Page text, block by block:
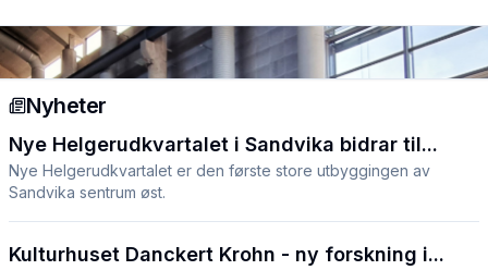
Nyheter
Nye Helgerudkvartalet i Sandvika bidrar til...
Nye Helgerudkvartalet er den første store utbyggingen av
Sandvika sentrum øst.
Kulturhuset Danckert Krohn - ny forskning i...